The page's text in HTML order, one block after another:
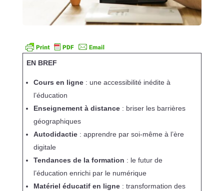
EN BREF
Cours en ligne: une accessibilité inédite à
l’éducation
Enseignement à distance: briser les barrières
géographiques
Autodidactie: apprendre par soi-même à l’ère
digitale
Tendances de la formation : le futur de
l’éducation enrichi par le numérique
Matériel éducatif en ligne: transformation des